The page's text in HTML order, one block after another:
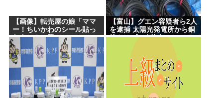
【画像】転売屋の娘「ママ
ー！ちいかわのシール貼っ
たよー！」親
「！！！！！！」
【富山】グエン容疑者ら2人
を逮捕 太陽光発電所から銅
線ケーブルを盗む